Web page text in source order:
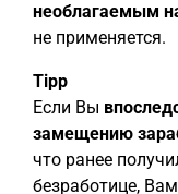
необлагаемым
не применяется.
Tipp
Если Вы
замещению
что ранее
безработице,